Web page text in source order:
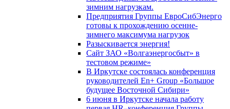
зимним нагрузкам.
Предприятия Группы ЕвроСибЭнерго
готовы к прохождению осенне-
зимнего максимума нагрузок
Разыскивается энергия!
Сайт ЗАО «Волгаэнергосбыт» в
тестовом режиме»
В Иркутске состоялась конференция
руководителей En+ Group «Большое
будущее Восточной Сибири»
6 июня в Иркутске начала работу